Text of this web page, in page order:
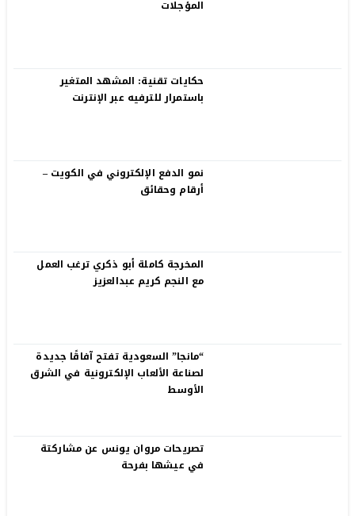
المؤجلات
حكايات تقنية: المشهد المتغير
باستمرار للترفيه عبر الإنترنت
نمو الدفع الإلكتروني في الكويت –
أرقام وحقائق
المخرجة كاملة أبو ذكري ترغب العمل
مع النجم كريم عبدالعزيز
“مانجا” السعودية تفتح آفاقًا جديدة
لصناعة الألعاب الإلكترونية في الشرق
الأوسط
تصريحات مروان يونس عن مشاركتة
في عيشها بفرحة